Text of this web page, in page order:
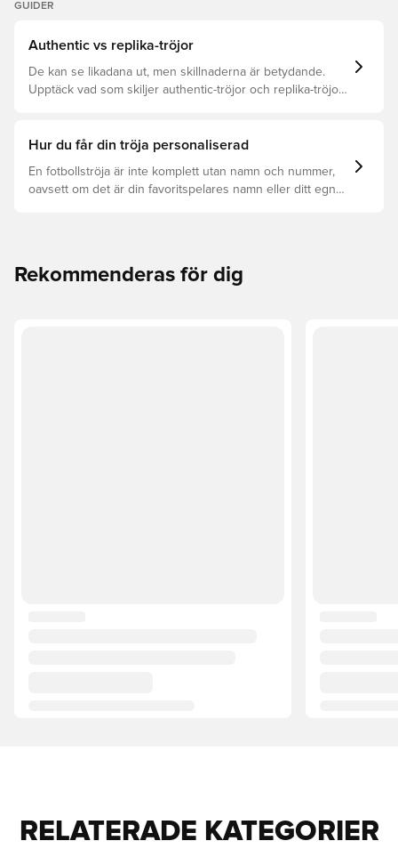
GUIDER
Authentic vs replika-tröjor
De kan se likadana ut, men skillnaderna är betydande.
Upptäck vad som skiljer authentic-tröjor och replika-tröjor
Hur du får din tröja personaliserad
En fotbollströja är inte komplett utan namn och nummer,
oavsett om det är din favoritspelares namn eller ditt egna.
Rekommenderas för dig
RELATERADE KATEGORIER